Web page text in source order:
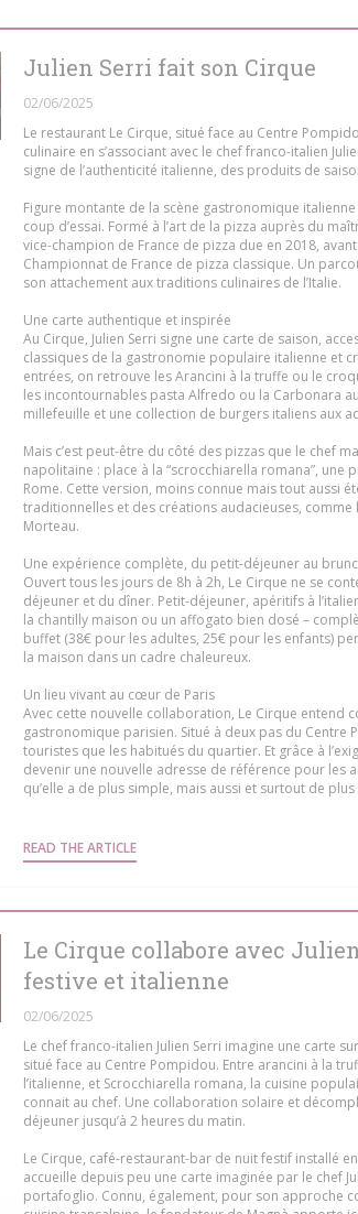
Julien Serri fait son Cirque
02/06/2025
Le restaurant Le Cirque, situé face au Centre
culinaire en s’associant avec le chef franco-italien
signe de l’authenticité italienne, des produits de
Figure montante de la scène gastronomique italienne
coup d’essai. Formé à l’art de la pizza auprès du
vice-champion de France de pizza due en 2018,
Championnat de France de pizza classique. Un
son attachement aux traditions culinaires de l’Italie.
Une carte authentique et inspirée
Au Cirque, Julien Serri signe une carte de saison,
classiques de la gastronomie populaire italienne et
entrées, on retrouve les Arancini à la truffe ou le
les incontournables pasta Alfredo ou la Carbonara
millefeuille et une collection de burgers italiens aux
Mais c’est peut-être du côté des pizzas que le chef
napolitaine : place à la “scrocchiarella romana”,
Rome. Cette version, moins connue mais tout aussi
traditionnelles et des créations audacieuses, comme
Morteau.
Une expérience complète, du petit-déjeuner au
Ouvert tous les jours de 8h à 2h, Le Cirque ne se
déjeuner et du dîner. Petit-déjeuner, apéritifs à
la chantilly maison ou un affogato bien dosé –
buffet (38€ pour les adultes, 25€ pour les enfants)
la maison dans un cadre chaleureux.
Un lieu vivant au cœur de Paris
Avec cette nouvelle collaboration, Le Cirque entend
gastronomique parisien. Situé à deux pas du Centre
touristes que les habitués du quartier. Et grâce à
devenir une nouvelle adresse de référence pour les
qu’elle a de plus simple, mais aussi et surtout de plus
READ THE ARTICLE((OPENS IN A NEW WINDOW))
Le Cirque collabore avec
festive et italienne
02/06/2025
Le chef franco-italien Julien Serri imagine une carte
situé face au Centre Pompidou. Entre arancini à la
l’italienne, et Scrocchiarella romana, la cuisine
connait au chef. Une collaboration solaire et
déjeuner jusqu’à 2 heures du matin.
Le Cirque, café-restaurant-bar de nuit festif installé
accueille depuis peu une carte imaginée par le chef
portafoglio. Connu, également, pour son approche